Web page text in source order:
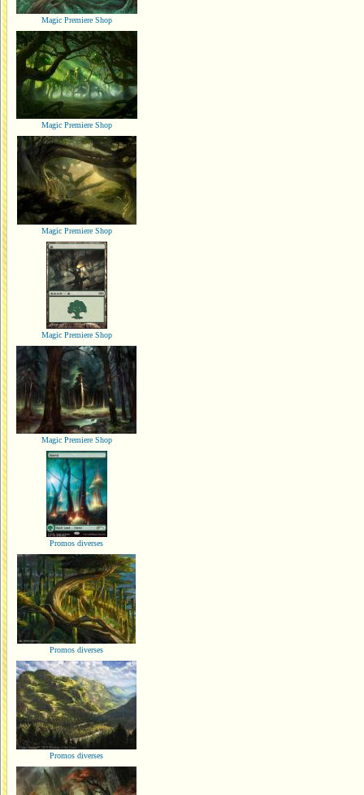
Magic Premiere Shop
Magic Premiere Shop
Magic Premiere Shop
Magic Premiere Shop
Magic Premiere Shop
Promos diverses
Promos diverses
Promos diverses